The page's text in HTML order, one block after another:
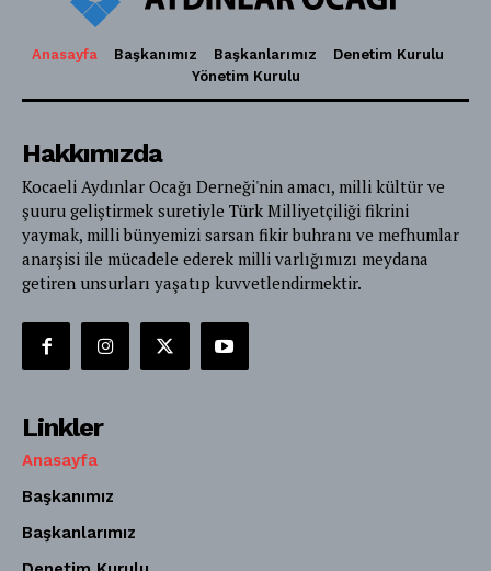
Anasayfa Başkanımız Başkanlarımız
Denetim Kurulu
Yönetim Kurulu
Hakkımızda
Kocaeli Aydınlar Ocağı Derneği'nin amacı, milli kültür ve
şuuru geliştirmek suretiyle Türk Milliyetçiliği fikrini
yaymak, milli bünyemizi sarsan fikir buhranı ve mefhumlar
anarşisi ile mücadele ederek milli varlığımızı meydana
getiren unsurları yaşatıp kuvvetlendirmektir.
Linkler
Anasayfa
Başkanımız
Başkanlarımız